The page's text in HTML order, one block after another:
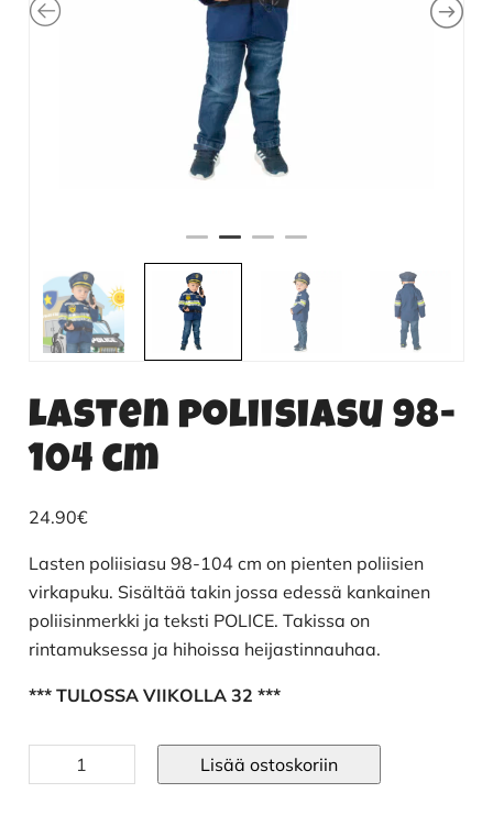
Lasten poliisiasu 98-
104 cm
24.90€
Lasten poliisiasu 98-104 cm on pienten poliisien
virkapuku. Sisältää takin jossa edessä kankainen
poliisinmerkki ja teksti POLICE. Takissa on
rintamuksessa ja hihoissa heijastinnauhaa.
*** TULOSSA VIIKOLLA 32 ***
poliisiasu
Lisää ostoskoriin